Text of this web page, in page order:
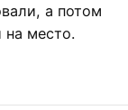
а потом
место.